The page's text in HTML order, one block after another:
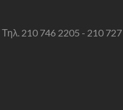
Τηλ. 210 746 2205 - 210